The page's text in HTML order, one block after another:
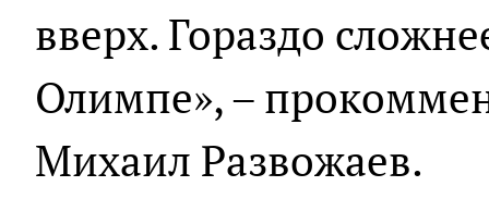
вверх. Гораздо
Олимпе», –
Михаил Развожаев.